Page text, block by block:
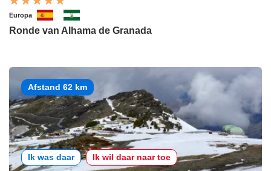
Europa
Ronde van Alhama de Granada
Afstand 62 km
Ik was daar Ik wil daar naar toe